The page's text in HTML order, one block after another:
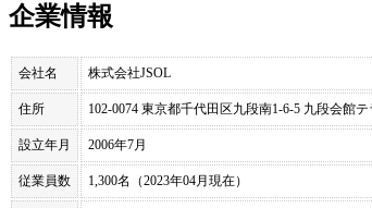
企業情報
会社名 株式会社JSOL
住所 102-0074 東京都千代田区九段南1-6-5 九段会館テ
設立年月 2006年7月
従業員数 1,300名（2023年04月現在）